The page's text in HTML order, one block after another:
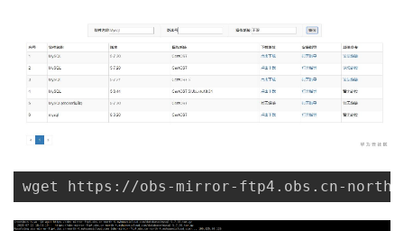
wget https://obs-mirror-ftp4.obs.cn-north-